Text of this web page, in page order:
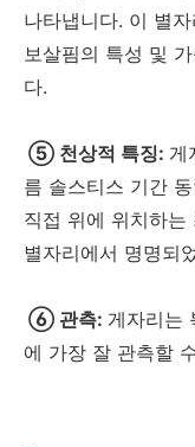
나타냅니다. 이 별
보살핌의 특성 및
다.
⑤ 천상적 특징: 게
름 솔스티스 기간
직접 위에 위치하는
별자리에서 명명되
⑥ 관측: 게자리는
에 가장 잘 관측할